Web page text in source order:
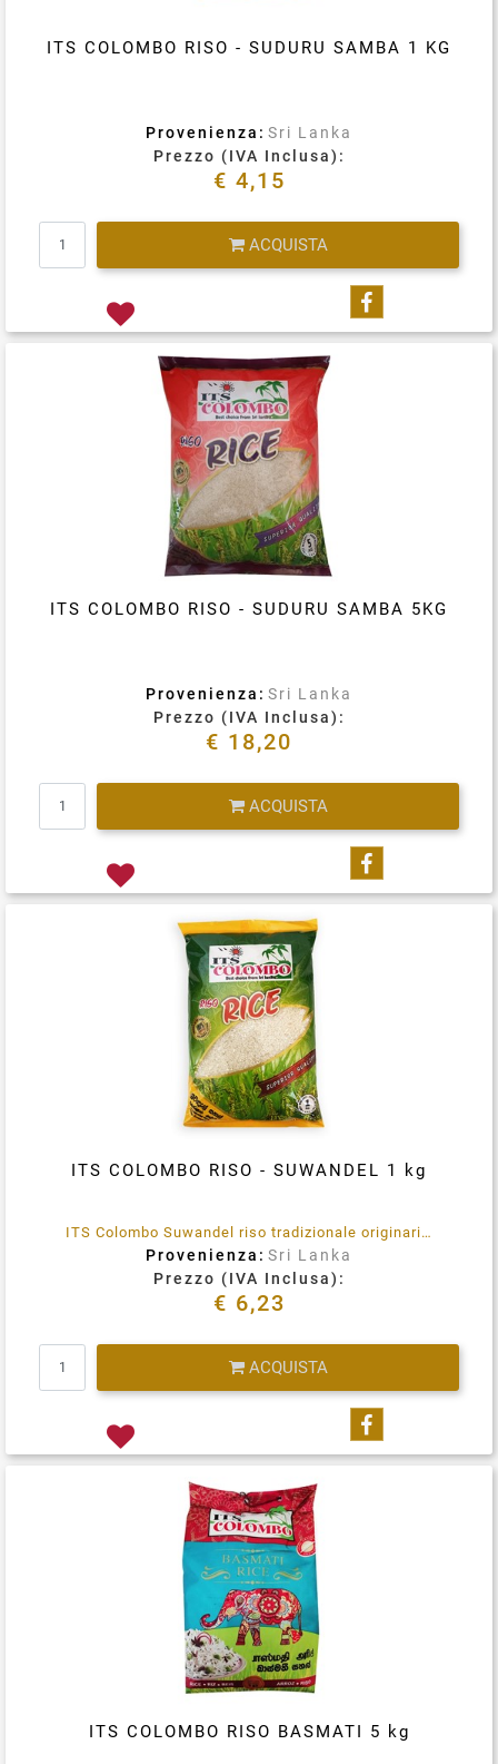
ITS COLOMBO RISO - SUDURU SAMBA 1 KG
Provenienza: Sri Lanka
Prezzo (IVA Inclusa):
€ 4,15
ACQUISTA
Condividi su
ITS COLOMBO RISO - SUDURU SAMBA 5KG
Provenienza: Sri Lanka
Prezzo (IVA Inclusa):
€ 18,20
ACQUISTA
Condividi su
ITS COLOMBO RISO - SUWANDEL 1 kg
ITS Colombo Suwandel riso tradizionale originario dello Sri Lanka.
Provenienza: Sri Lanka
Prezzo (IVA Inclusa):
€ 6,23
ACQUISTA
Condividi su
ITS COLOMBO RISO BASMATI 5 kg